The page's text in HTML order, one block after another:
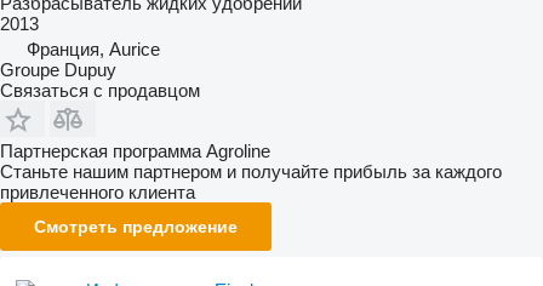
2013
Франция, Aurice
Groupe Dupuy
Связаться с продавцом
Партнерская программа Agroline
Станьте нашим партнером и получайте прибыль за каждого
привлеченного клиента
Смотреть предложение